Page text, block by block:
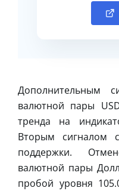
Дополнительным
валютной пары
тренда на
Вторым сигналом
поддержки.
валютной пары
пробой уровня